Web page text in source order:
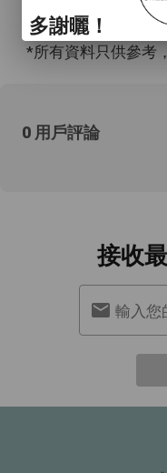
*所有資料只供參考
0 用戶評論
接收
輸入您
多謝曬！